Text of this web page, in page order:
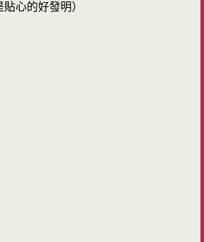
心的好發明）